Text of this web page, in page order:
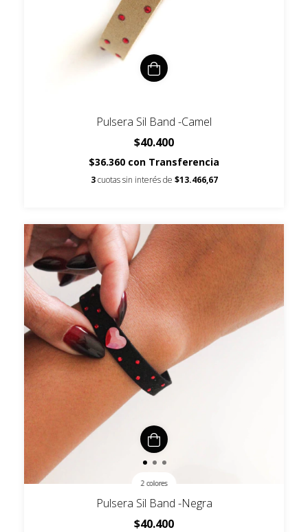
Pulsera Sil Band -Camel
$40.400
$36.360 con Transferencia
3 cuotas sin interés de $13.466,67
2 colores
Pulsera Sil Band -Negra
$40.400